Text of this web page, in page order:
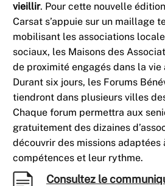
vieillir. Pour cette nouvelle
Carsat s’appuie sur un maillage
mobilisant les associations
sociaux, les Maisons des
de proximité engagés dans la vie
Durant six jours, les Forums
tiendront dans plusieurs villes
Chaque forum permettra aux
gratuitement des dizaines
découvrir des missions adaptées
compétences et leur rythme.
Consultez le